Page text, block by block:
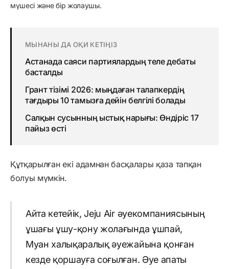
мүшесі және бір жолаушы.
МЫНАНЫ ДА ОҚИ КЕТІҢІЗ
Астанада саяси партиялардың теле дебаты
басталды
Грант тізімі 2026: мыңдаған талапкердің
тағдыры 10 тамызға дейін белгілі болады
Салқын сусынның ыстық нарығы: Өндіріс 17
пайыз өсті
Құтқарылған екі адамнан басқалары қаза тапқан
болуы мүмкін.
Айта кетейік, Jeju Air әуекомпаниясының
ұшағы ұшу-қону жолағында ұшпай,
Муан халықаралық әуежайына қонған
кезде қоршауға соғылған. Әуе апаты